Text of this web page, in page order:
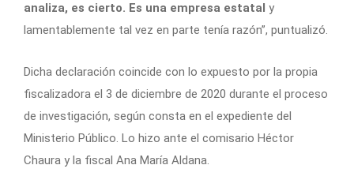
analiza, es cierto. Es una empresa estatal y
lamentablemente tal vez en parte tenía razón”, puntualizó.
Dicha declaración coincide con lo expuesto por la propia
fiscalizadora el 3 de diciembre de 2020 durante el proceso
de investigación, según consta en el expediente del
Ministerio Público. Lo hizo ante el comisario Héctor
Chaura y la fiscal Ana María Aldana.